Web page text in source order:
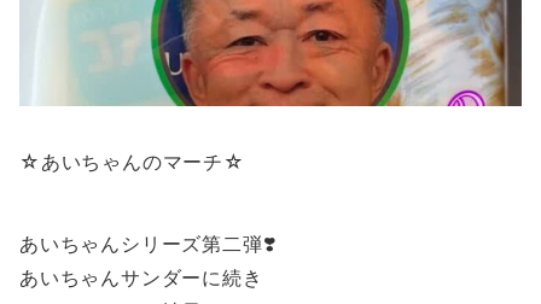
☆あいちゃんのマーチ☆
あいちゃんシリーズ第二弾❣️
あいちゃんサンダーに続き